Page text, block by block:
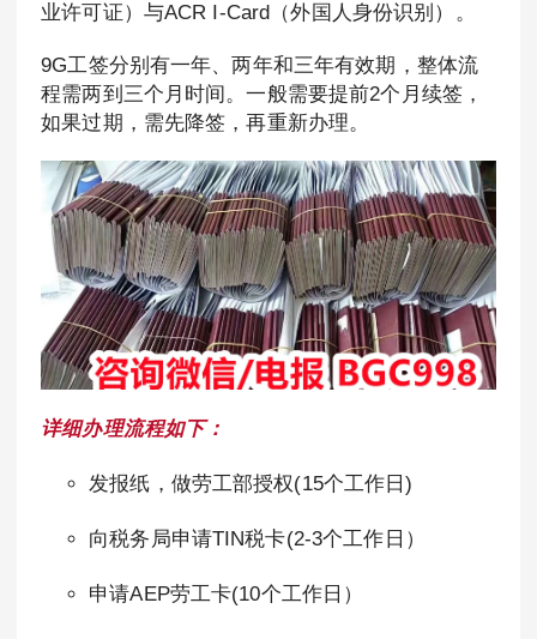
业许可证）与ACR I-Card（外国人身份识别）。
9G工签分别有一年、两年和三年有效期，整体流
程需两到三个月时间。一般需要提前2个月续签，
如果过期，需先降签，再重新办理。
详细办理流程如下：
发报纸，做劳工部授权(15个工作日)
向税务局申请TIN税卡(2-3个工作日）
申请AEP劳工卡(10个工作日）